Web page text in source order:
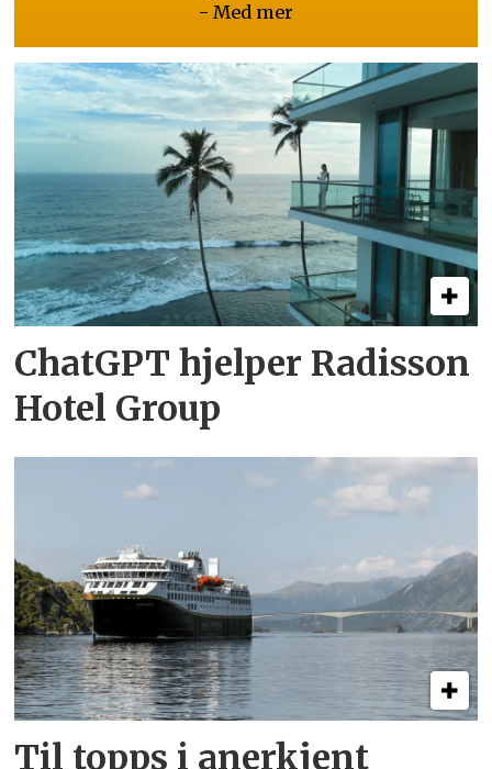
- Med mer
ChatGPT hjelper Radisson
Hotel Group
Til topps i anerkjent